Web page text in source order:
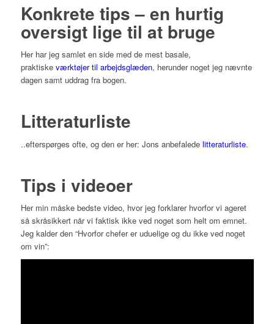
Konkrete tips – en hurtig
oversigt lige til at bruge
Her har jeg samlet en side med de mest basale,
praktiske værktøjer til arbejdsglæden, herunder noget jeg nævnte
dagen samt uddrag fra bogen.
Litteraturliste
..efterspørges ofte, og den er her: Jons anbefalede litteraturliste.
Tips i videoer
Her min måske bedste video, hvor jeg forklarer hvorfor vi ageret
så skråsikkert når vi faktisk ikke ved noget som helt om emnet.
Jeg kalder den “Hvorfor chefer er uduelige og du ikke ved noget
om vin”: